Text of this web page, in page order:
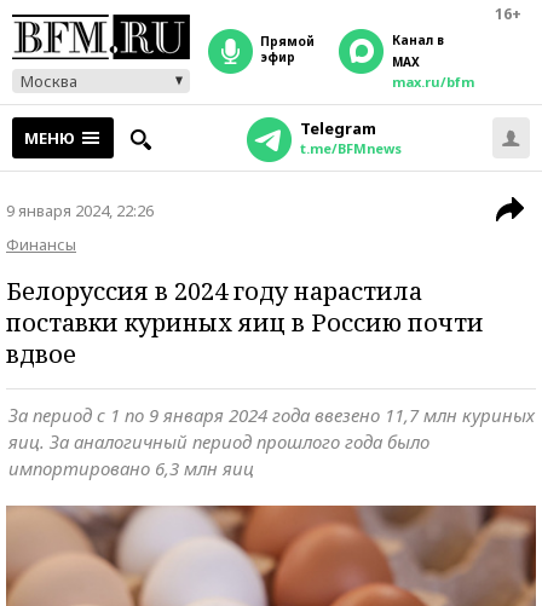
16+
Москва
прямой
эфир
Канал в
MAX
max.ru/bfm
МЕНЮ Telegram
t.me/BFMnews
9 января 2024, 22:26
Финансы
Белоруссия в 2024 году нарастила
поставки куриных яиц в Россию почти
вдвое
За период с 1 по 9 января 2024 года ввезено 11,7 млн куриных
яиц. За аналогичный период прошлого года было
импортировано 6,3 млн яиц